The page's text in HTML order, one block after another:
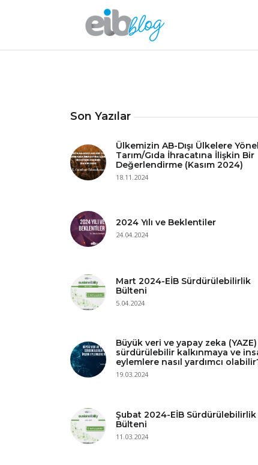
Son Yazılar
Ülkemizin AB-Dışı Ülkelere
Tarım/Gıda İhracatına İlişkin Bir
Değerlendirme (Kasım 2024)
18.11.2024
2024 Yılı ve Beklentiler
24.04.2024
Mart 2024-EİB Sürdürülebilirlik
Bülteni
5.04.2024
Büyük veri ve yapay zeka (YAZE)
sürdürülebilir kalkınmaya ve
eylemlere nasıl yardımcı
19.03.2024
Şubat 2024-EİB Sürdürülebilirlik
Bülteni
11.03.2024